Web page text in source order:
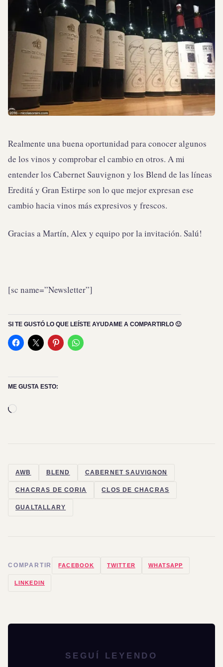
Realmente una buena oportunidad para conocer algunos
de los vinos y comprobar el cambio en otros. A mi
entender los Cabernet Sauvignon y los Blend de las líneas
Ereditá y Gran Estirpe son lo que mejor expresan ese
cambio hacia vinos más expresivos y frescos.
Gracias a Martín, Alex y equipo por la invitación. Salú!
[sc name=”Newsletter”]
SI TE GUSTÓ LO QUE LEÍSTE AYUDAME A COMPARTIRLO 🙂
ME GUSTA ESTO:
AWB BLEND CABERNET SAUVIGNON
CHACRAS DE CORIA CLOS DE CHACRAS
GUALTALLARY
COMPARTIR FACEBOOK TWITTER WHATSAPP
LINKEDIN
SEGUÍ LEYENDO